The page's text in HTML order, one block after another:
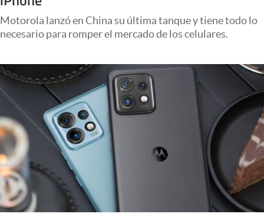
Apertura
Clase
Clima
Mundial 2026
Eventos Corporativos
El Cronista Studio
Mediakit
abre en nueva pestaña
Motorola lanzó en China su última tanque y tiene todo lo
necesario para romper el mercado de los celulares.